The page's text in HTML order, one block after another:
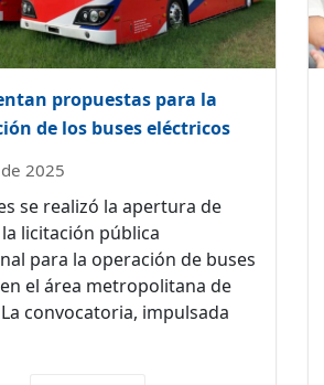
propuestas para la
de los buses eléctricos
2025
se realizó la apertura de
licitación pública
para la operación de buses
el área metropolitana de
convocatoria, impulsada